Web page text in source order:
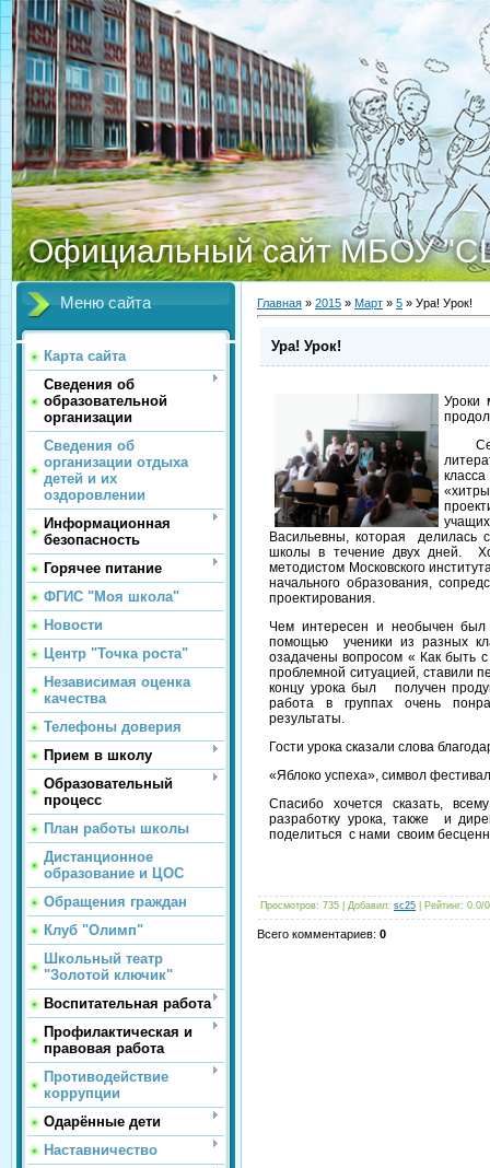
Официальный сайт МБОУ
Меню сайта
Карта сайта
Сведения об
образовательной
организации
Сведения об
организации отдыха
детей и их
оздоровлении
Информационная
безопасность
Горячее питание
ФГИС "Моя школа"
Новости
Центр "Точка роста"
Независимая оценка
качества
Телефоны доверия
Прием в школу
Образовательный
процесс
План работы школы
Дистанционное
образование и ЦОС
Обращения граждан
Клуб "Олимп"
Школьный театр
"Золотой ключик"
Воспитательная работа
Профилактическая и
правовая работа
Противодействие
коррупции
Одарённые дети
Наставничество
Главная » 2015 » Март » 5 » Ура! Урок!
Ура! Урок!
Уроки
Васильевны, которая делилась
школы в течение двух дней.
методистом Московского
начального образования,
проектирования.
Чем интересен и необычен
помощью ученики из разных
озадачены вопросом « Как быть
проблемной ситуацией, ставили
концу урока был получен
работа в группах очень
результаты.
Гости урока сказали слова
«Яблоко успеха», символ
Спасибо хочется сказать,
разработку урока, также и
поделиться с нами своим
Просмотров: 735 | Добавил: sc25 Рейтинг: 0.0/0
Всего комментариев: 0